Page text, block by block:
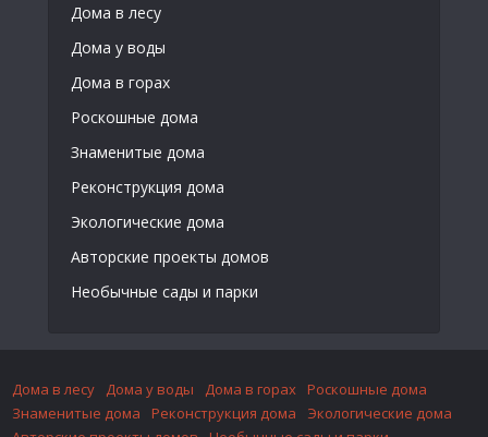
Дома в лесу
Дома у воды
Дома в горах
Роскошные дома
Знаменитые дома
Реконструкция дома
Экологические дома
Авторские проекты домов
Необычные сады и парки
Дома в лесу Дома у воды Дома в горах
Роскошные дома
Знаменитые дома
Реконструкция дома
Экологические дома